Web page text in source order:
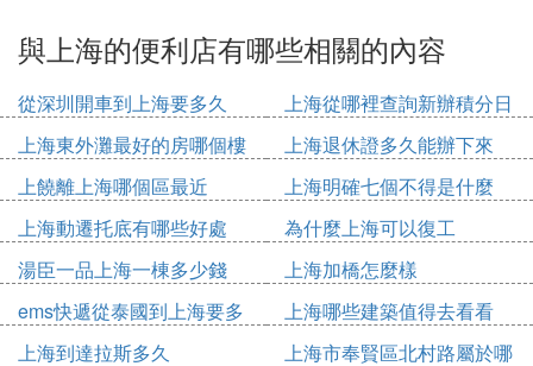
電話：021-50484197 全家便利店(春城店)
電話：021-54494812 全家便利店福州店
地址：上海市福州路51號
電話：021-63210554
② 上海連鎖便利店有哪些
哈哈 我最喜歡的是 全家。。。東西超級好吃。。。
看上去也干凈 舒服 明亮
與上海的便利店有哪些相關的內容
從深圳開車到上海要多久
上海從哪裡查詢新辦積分日
期
上海東外灘最好的房哪個樓
上海退休證多久能辦下來
上饒離上海哪個區最近
上海明確七個不得是什麼
上海動遷托底有哪些好處
為什麼上海可以復工
湯臣一品上海一棟多少錢
上海加橋怎麼樣
ems快遞從泰國到上海要多
久
上海哪些建築值得去看看
上海到達拉斯多久
上海市奉賢區北村路屬於哪